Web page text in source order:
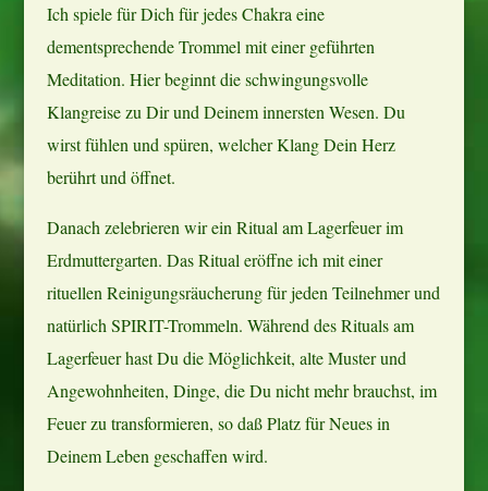
Ich spiele für Dich für jedes Chakra eine
dementsprechende Trommel mit einer geführten
Meditation. Hier beginnt die schwingungsvolle
Klangreise zu Dir und Deinem innersten Wesen. Du
wirst fühlen und spüren, welcher Klang Dein Herz
berührt und öffnet.
Danach zelebrieren wir ein Ritual am Lagerfeuer im
Erdmuttergarten. Das Ritual eröffne ich mit einer
rituellen Reinigungsräucherung für jeden Teilnehmer und
natürlich SPIRIT-Trommeln. Während des Rituals am
Lagerfeuer hast Du die Möglichkeit, alte Muster und
Angewohnheiten, Dinge, die Du nicht mehr brauchst, im
Feuer zu transformieren, so daß Platz für Neues in
Deinem Leben geschaffen wird.